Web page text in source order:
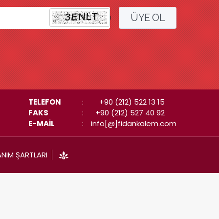
l ÜYE OL
TELEFON :
+90 (212) 522 13 15
FAKS
:
+90 (212) 527 40 92
E-MAİL
: info[@]fidankalem.com
ŞARTLARI